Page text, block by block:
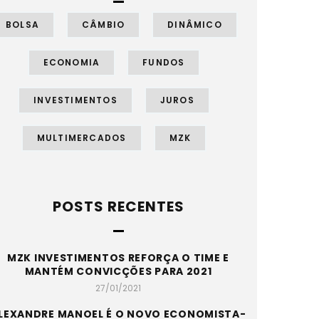
BOLSA CÂMBIO DINÂMICO
ECONOMIA FUNDOS
INVESTIMENTOS JUROS
MULTIMERCADOS MZK
POSTS RECENTES
MZK INVESTIMENTOS REFORÇA O TIME E
MANTÉM CONVICÇÕES PARA 2021
27/01/2021
MANOEL É O NOVO ECONOMISTA-